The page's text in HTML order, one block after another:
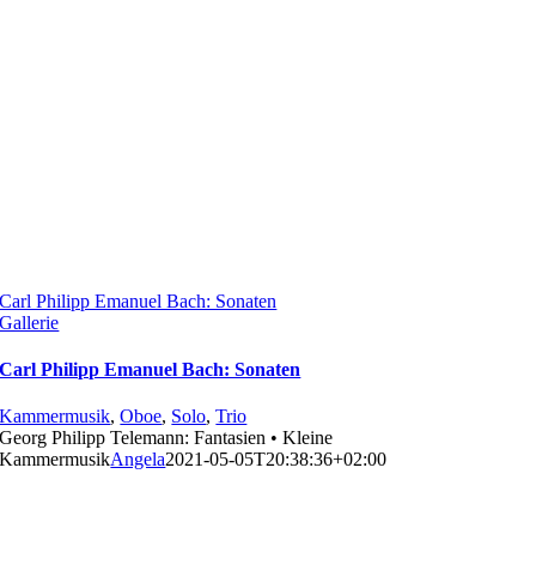
Carl Philipp Emanuel Bach: Sonaten
Gallerie
Carl Philipp Emanuel Bach: Sonaten
Kammermusik,Oboe, Solo,Trio
Georg Philipp Telemann: Fantasien • Kleine
KammermusikAngela2021-05-05T20:38:36+02:00